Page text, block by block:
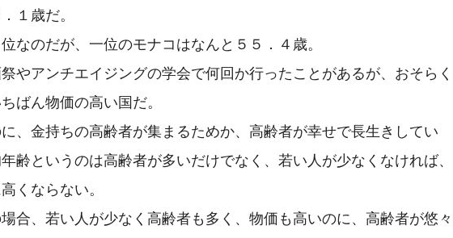
１歳だ。
なのだが、一位のモナコはなんと５５．４歳。
やアンチエイジングの学会で何回か行ったことがあるが、おそらく
ばん物価の高い国だ。
、金持ちの高齢者が集まるためか、高齢者が幸せで長生きしてい
齢というのは高齢者が多いだけでなく、若い人が少なくなければ、
くならない。
合、若い人が少なく高齢者も多く、物価も高いのに、高齢者が悠々